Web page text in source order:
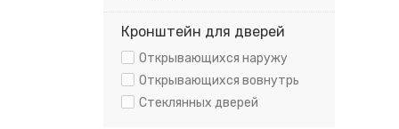
Кронштейн для дверей
Открывающихся наружу
Открывающихся вовнутрь
Стеклянных дверей